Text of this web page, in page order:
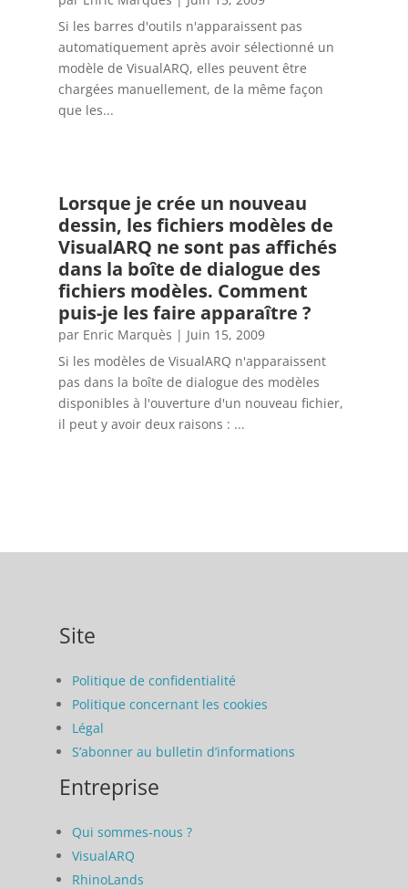
Si les barres d'outils n'apparaissent pas
automatiquement après avoir sélectionné un
modèle de VisualARQ, elles peuvent être
chargées manuellement, de la même façon
que les...
Lorsque je crée un nouveau
dessin, les fichiers modèles de
VisualARQ ne sont pas affichés
dans la boîte de dialogue des
fichiers modèles. Comment
puis-je les faire apparaître ?
par Enric Marquès | Juin 15, 2009
Si les modèles de VisualARQ n'apparaissent
pas dans la boîte de dialogue des modèles
disponibles à l'ouverture d'un nouveau fichier,
il peut y avoir deux raisons : ...
Site
Politique de confidentialité
Politique concernant les cookies
Légal
S’abonner au bulletin d’informations
Entreprise
Qui sommes-nous ?
VisualARQ
RhinoLands